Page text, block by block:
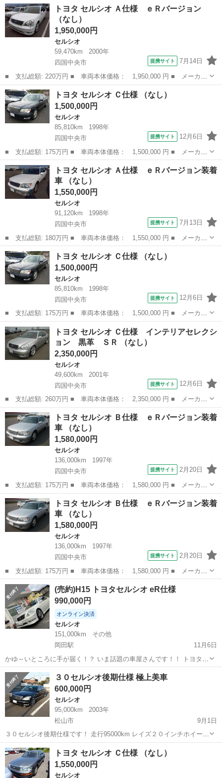
Ｒバージョン装着車 ■ 排気量： 4000cc ■ ドア枚数： 4D ■...
愛媛 四国中央市 セルシオ
トヨタ セルシオ Ａ仕様 ｅＲバージョン
（なし）
1,950,000円
セルシオ
59,470km
2000年
四国中央市
提携サイト 7月14日
■ 支払総額: 220万円 ■ 車両本体価格： 1,950,000 円 ■ メーカー
名： トヨタ ■ 車種名： セルシオ ■ グレード名： Ａ仕様 ｅ
Ｒバージョン ■ 排気量： 4300cc ■ ドア枚数： 4D ■ ミッ...
愛媛 四国中央市
トヨタ セルシオ Ｃ仕様 （なし）
1,500,000円
セルシオ
85,810km
1998年
四国中央市
提携サイト 12月6日
■ 支払総額: 175万円 ■ 車両本体価格： 1,500,000 円 ■ メーカー
名： トヨタ ■ 車種名： セルシオ ■ グレード名： Ｃ仕様 ■
排気量： 4000cc ■ ドア枚数： **** ■ ミッション： A...
愛媛 四国中央市
トヨタ セルシオ Ａ仕様 ｅＲバージョン装着
車 （なし）
1,550,000円
セルシオ
91,120km
1998年
四国中央市
提携サイト 7月13日
■ 支払総額: 180万円 ■ 車両本体価格： 1,550,000 円 ■ メーカー
名： トヨタ ■ 車種名： セルシオ ■ グレード名： Ａ仕様 ｅ
Ｒバージョン装着車 ■ 排気量： 4000cc ■ ドア枚数： 4D ■...
愛媛 四国中央市
トヨタ セルシオ Ｃ仕様 （なし）
1,500,000円
セルシオ
85,810km
1998年
四国中央市
提携サイト 12月6日
■ 支払総額: 175万円 ■ 車両本体価格： 1,500,000 円 ■ メーカー
名： トヨタ ■ 車種名： セルシオ ■ グレード名： Ｃ仕様 ■
排気量： 4000cc ■ ドア枚数： **** ■ ミッション： A...
愛媛 四国中央市
トヨタ セルシオ Ｃ仕様 インテリアセレクシ
ョン 黒革 ＳＲ （なし）
2,350,000円
セルシオ
49,600km
2001年
四国中央市
提携サイト 12月6日
■ 支払総額: 260万円 ■ 車両本体価格： 2,350,000 円 ■ メーカー
名： トヨタ ■ 車種名： セルシオ ■ グレード名： Ｃ仕様 イ
ンテリアセレクション 黒革 ＳＲ ■ 排気量： 4300cc ■ ドア
枚...
愛媛 四国中央市
トヨタ セルシオ Ｂ仕様 ｅＲバージョン装着
車 （なし）
1,580,000円
セルシオ
136,000km
1997年
四国中央市
提携サイト 2月20日
■ 支払総額: 175万円 ■ 車両本体価格： 1,580,000 円 ■ メーカー
名： トヨタ ■ 車種名： セルシオ ■ グレード名： Ｂ仕様 ｅ
Ｒバージョン装着車 ■ 排気量： 4000cc ■ ドア枚数： 4D ■...
愛媛 四国中央市
トヨタ セルシオ Ｂ仕様 ｅＲバージョン装着
車 （なし）
1,580,000円
セルシオ
136,000km
1997年
四国中央市
提携サイト 2月20日
■ 支払総額: 175万円 ■ 車両本体価格： 1,580,000 円 ■ メーカー
名： トヨタ ■ 車種名： セルシオ ■ グレード名： Ｂ仕様 ｅ
Ｒバージョン装着車 ■ 排気量： 4000cc ■ ドア枚数： 4D ■...
愛媛 四国中央市 セルシオ
(売約)H15 トヨタセルシオ eR仕様
990,000円
オンライン決済
セルシオ
151,000km
その他
岡田駅
11月6日
かゆ～いところに手が届く！？ いま話題の車屋さんです！！ トヨタセ
ルシオ 入荷いたしました！ 151000km 車検 2年受渡 スマートキー オ
ートエアコン バックカメラ ダウンサス フルエアロ メッキホイール サ
ンル...
愛媛 伊予郡 セルシオ Bluetooth
３０セルシオ後期仕様 極上美車
600,000円
セルシオ
95,000km
2003年
松山市
9月1日
３０セルシオ後期仕様です！ 走行95000km レイズ２０インチホイール
車高調etc.. その他質問ください！ 車検３０年８月です！ ローン等ご
相談ください！ 現車確認もご連絡ください！
愛媛 松山市 セルシオ
トヨタ セルシオ Ｃ仕様 （なし）
1,550,000円
セルシオ